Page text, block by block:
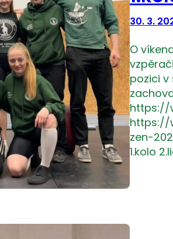
30. 3.
O
pozici v
https://
https://
zen-
1.kolo